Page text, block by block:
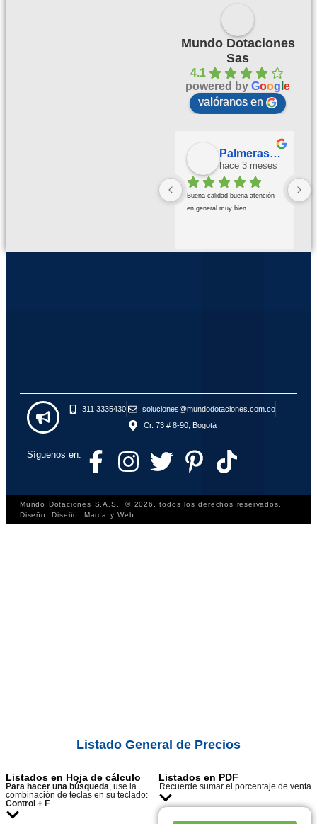
Mundo Dotaciones
Sas
4.1
powered by Goog e
valóranos en
Palmeras Doradas
hace 3 meses
Buena calidad buena atención
en general muy bien
311 3335430
soluciones@mundodotaciones.com.co
Cr. 73 # 8-90, Bogotá
Síguenos en:
Mundo Dotaciones S.A.S., © 2026, todos los derechos reservados.
Diseño: Diseño, Marca y Web
Listado General de Precios
Listados en Hoja de cálculo
Para hacer una búsqueda, use la
combinación de teclas en su teclado:
Control + F
Listados en PDF
Recuerde sumar el porcentaje de venta